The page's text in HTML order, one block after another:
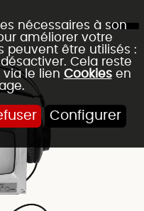
nécessaires à son
améliorer votre
peuvent être utilisés :
Cela reste
le lien Cookiesen
Configurer